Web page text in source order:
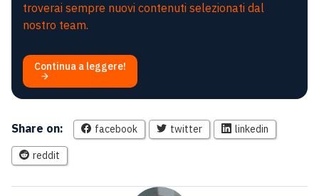
troverai sempre nuovi contenuti selezionati dal
nostro team.
Continua a leggere!
Share on: facebook twitter linkedin
reddit